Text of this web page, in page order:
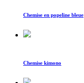
Chemise en popeline bleue
Chemise kimono